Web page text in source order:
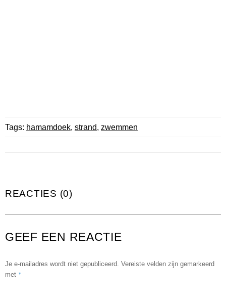
Tags: hamamdoek, strand, zwemmen
REACTIES (0)
GEEF EEN REACTIE
Je e-mailadres wordt niet gepubliceerd. Vereiste velden zijn gemarkeerd
met *